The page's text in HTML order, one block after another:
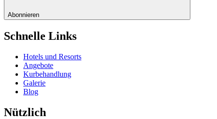
Abonnieren
Schnelle Links
Hotels und Resorts
Angebote
Kurbehandlung
Galerie
Blog
Nützlich